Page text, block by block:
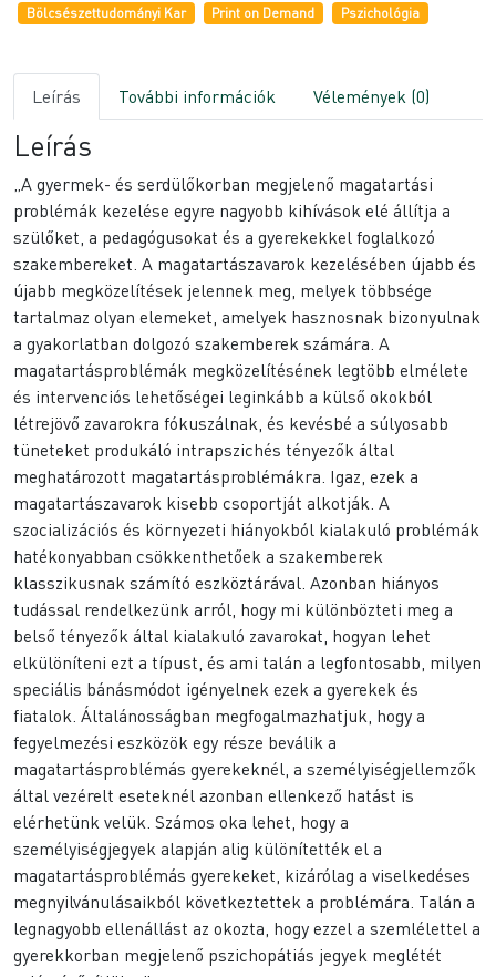
Bölcsészettudományi Kar Print on Demand Pszichológia
Leírás További információk Vélemények (0)
Leírás
„A gyermek- és serdülőkorban megjelenő magatartási
problémák kezelése egyre nagyobb kihívások elé állítja a
szülőket, a pedagógusokat és a gyerekekkel foglalkozó
szakembereket. A magatartászavarok kezelésében újabb és
újabb megközelítések jelennek meg, melyek többsége
tartalmaz olyan elemeket, amelyek hasznosnak bizonyulnak
a gyakorlatban dolgozó szakemberek számára. A
magatartásproblémák megközelítésének legtöbb elmélete
és intervenciós lehetőségei leginkább a külső okokból
létrejövő zavarokra fókuszálnak, és kevésbé a súlyosabb
tüneteket produkáló intrapszichés tényezők által
meghatározott magatartásproblémákra. Igaz, ezek a
magatartászavarok kisebb csoportját alkotják. A
szocializációs és környezeti hiányokból kialakuló problémák
hatékonyabban csökkenthetőek a szakemberek
klasszikusnak számító eszköztárával. Azonban hiányos
tudással rendelkezünk arról, hogy mi különbözteti meg a
belső tényezők által kialakuló zavarokat, hogyan lehet
elkülöníteni ezt a típust, és ami talán a legfontosabb, milyen
speciális bánásmódot igényelnek ezek a gyerekek és
fiatalok. Általánosságban megfogalmazhatjuk, hogy a
fegyelmezési eszközök egy része beválik a
magatartásproblémás gyerekeknél, a személyiségjellemzők
által vezérelt eseteknél azonban ellenkező hatást is
elérhetünk velük. Számos oka lehet, hogy a
személyiségjegyek alapján alig különítették el a
magatartásproblémás gyerekeket, kizárólag a viselkedéses
megnyilvánulásaikból következtettek a problémára. Talán a
legnagyobb ellenállást az okozta, hogy ezzel a szemlélettel a
gyerekkorban megjelenő pszichopátiás jegyek meglétét